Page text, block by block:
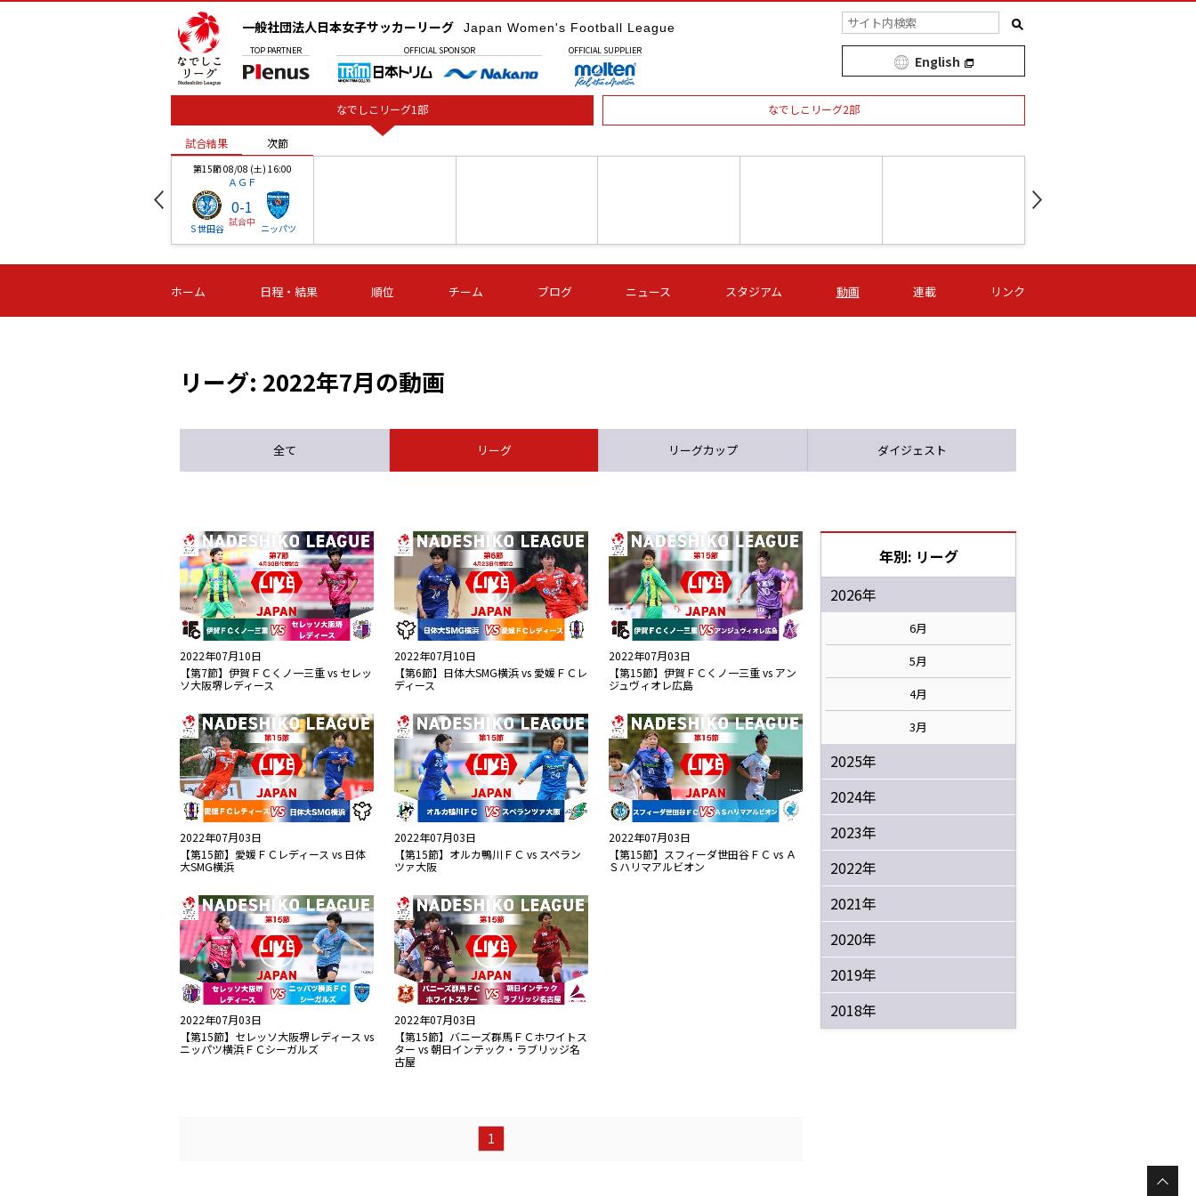
一般社団法人日本女子サッカーリーグ Japan Women's Football League
TOP PARTNER OFFICIAL SPONSOR OFFICIAL SUPPLIER
English
なでしこリーグ1部 なでしこリーグ2部
試合結果 次節
第15節 08/08 (土) 16:00
ＡＧＦ
Ｓ世田谷
0-1
試合中
ニッパツ
-
第16節 09/05 (土) 15:00
ニッパツ
-
第16節 09/05 (土) 15:00
石人の星
-
第16節 09/05 (土) 16:00
ＡＧＦ
-
いちご
-
第16節 09/06 (日) 15:00
-
第16節 09/06 (日) 15:00
- -
試合結果 次節
ホーム 日程・結果 順位 チーム ブログ ニュース スタジアム 動画 連載 リンク
リーグ: 2022年7月の動画
全て リーグ リーグカップ ダイジェスト
2022年07月10日
【第7節】伊賀ＦＣくノ一三重 vs セレッ
ソ大阪堺レディース
2022年07月10日
【第6節】日体大SMG横浜 vs 愛媛ＦＣレ
ディース
2022年07月03日
【第15節】伊賀ＦＣくノ一三重 vs アン
ジュヴィオレ広島
2022年07月03日
【第15節】愛媛ＦＣレディース vs 日体
大SMG横浜
2022年07月03日
【第15節】オルカ鴨川ＦＣ vs スペラン
ツァ大阪
2022年07月03日
【第15節】スフィーダ世田谷ＦＣ vs Ａ
Ｓハリマアルビオン
2022年07月03日
【第15節】セレッソ大阪堺レディース vs
ニッパツ横浜ＦＣシーガルズ
2022年07月03日
【第15節】バニーズ群馬ＦＣホワイトス
ター vs 朝日インテック・ラブリッジ名
古屋
1
年別: リーグ
2026年
6月
5月
4月
3月
2025年
2024年
2023年
2022年
2021年
2020年
2019年
2018年